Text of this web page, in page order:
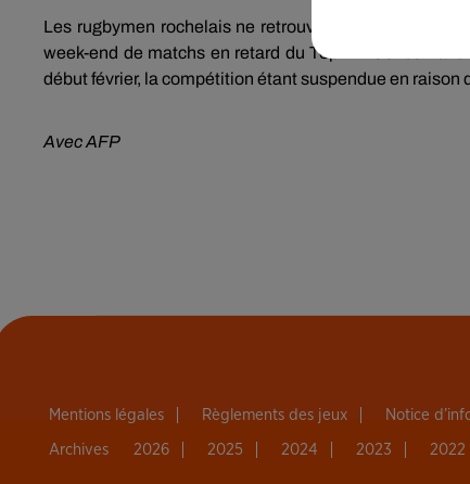
Les rugbymen rochelais ne retrouveront pas les
week-end de matchs en retard du Top 14.
début février, la compétition étant suspendue en raison
Avec AFP
Mentions légales Règlements des jeux Notice
Archives 2026 2025 2024 2023 2022